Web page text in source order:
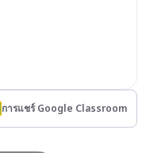
การแชร์ Google Classroom